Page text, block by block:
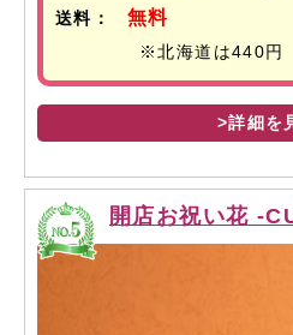
送料：
無料
※北海道は440円
>詳細を
開店お祝い花 -